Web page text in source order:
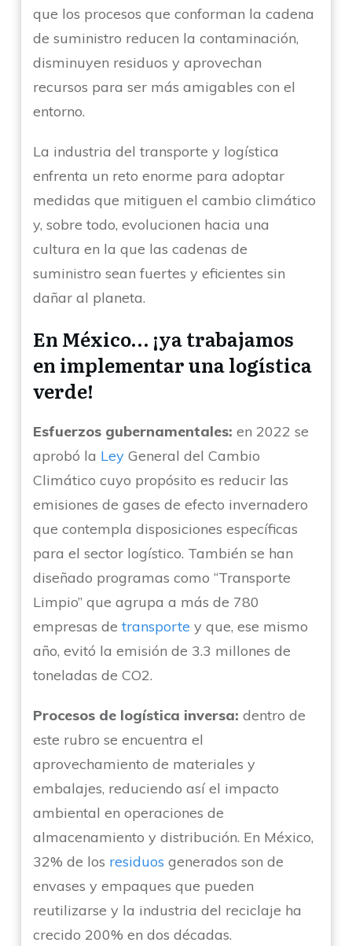
que los procesos que conforman la cadena
de suministro reducen la contaminación,
disminuyen residuos y aprovechan
recursos para ser más amigables con el
entorno.
La industria del transporte y logística
enfrenta un reto enorme para adoptar
medidas que mitiguen el cambio climático
y, sobre todo, evolucionen hacia una
cultura en la que las cadenas de
suministro sean fuertes y eficientes sin
dañar al planeta.
En México… ¡ya trabajamos
en implementar una logística
verde!
Esfuerzos gubernamentales: en 2022 se
aprobó la LeyGeneral del Cambio
Climático cuyo propósito es reducir las
emisiones de gases de efecto invernadero
que contempla disposiciones específicas
para el sector logístico. También se han
diseñado programas como “Transporte
Limpio” que agrupa a más de 780
empresas de transporte y que, ese mismo
año, evitó la emisión de 3.3 millones de
toneladas de CO2.
Procesos de logística inversa: dentro de
este rubro se encuentra el
aprovechamiento de materiales y
embalajes, reduciendo así el impacto
ambiental en operaciones de
almacenamiento y distribución. En México,
32% de los residuos generados son de
envases y empaques que pueden
reutilizarse y la industria del reciclaje ha
crecido 200% en dos décadas.